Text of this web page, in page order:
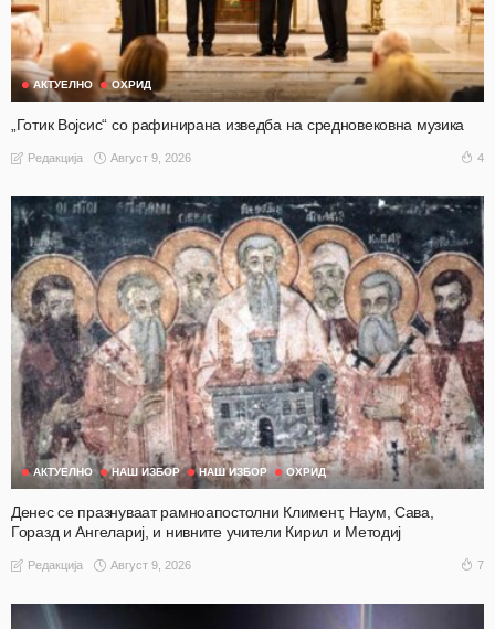
АКТУЕЛНО ОХРИД
„Готик Војсис“ со рафинирана изведба на средновековна музика
Редакција Август 9, 2026 4
АКТУЕЛНО НАШ ИЗБОР НАШ ИЗБОР ОХРИД
Денес се празнуваат рамноапостолни Климент, Наум, Сава,
Горазд и Ангелариј, и нивните учители Кирил и Методиј
Редакција Август 9, 2026 7